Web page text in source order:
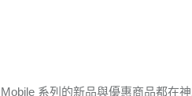
系列的新品與優惠商品都在